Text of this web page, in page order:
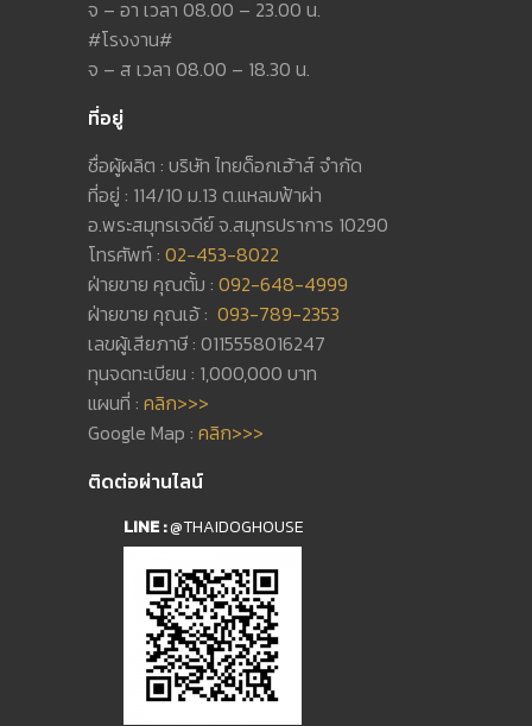
จ – อา เวลา 08.00 – 23.00 น.
#โรงงาน#
จ – ส เวลา 08.00 – 18.30 น.
ที่อยู่
ชื่อผู้ผลิต : บริษัท ไทยด็อกเฮ้าส์ จำกัด
ที่อยู่ : 114/10 ม.13 ต.แหลมฟ้าผ่า
อ.พระสมุทรเจดีย์ จ.สมุทรปราการ 10290
โทรศัพท์ : 02-453-8022
ฝ่ายขาย คุณตั้ม : 092-648-4999
ฝ่ายขาย คุณเอ้ : 093-789-2353
เลขผู้เสียภาษี : 0115558016247
ทุนจดทะเบียน : 1,000,000 บาท
แผนที่ : คลิก>>>
Google Map : คลิก>>>
ติดต่อผ่านไลน์
LINE :@THAIDOGHOUSE